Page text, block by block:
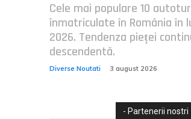
Cele mai populare 10
înmatriculate în România în
2026. Tendenza pieței
descendentă.
Diverse Noutati 3 august 2026
- Partenerii nostri